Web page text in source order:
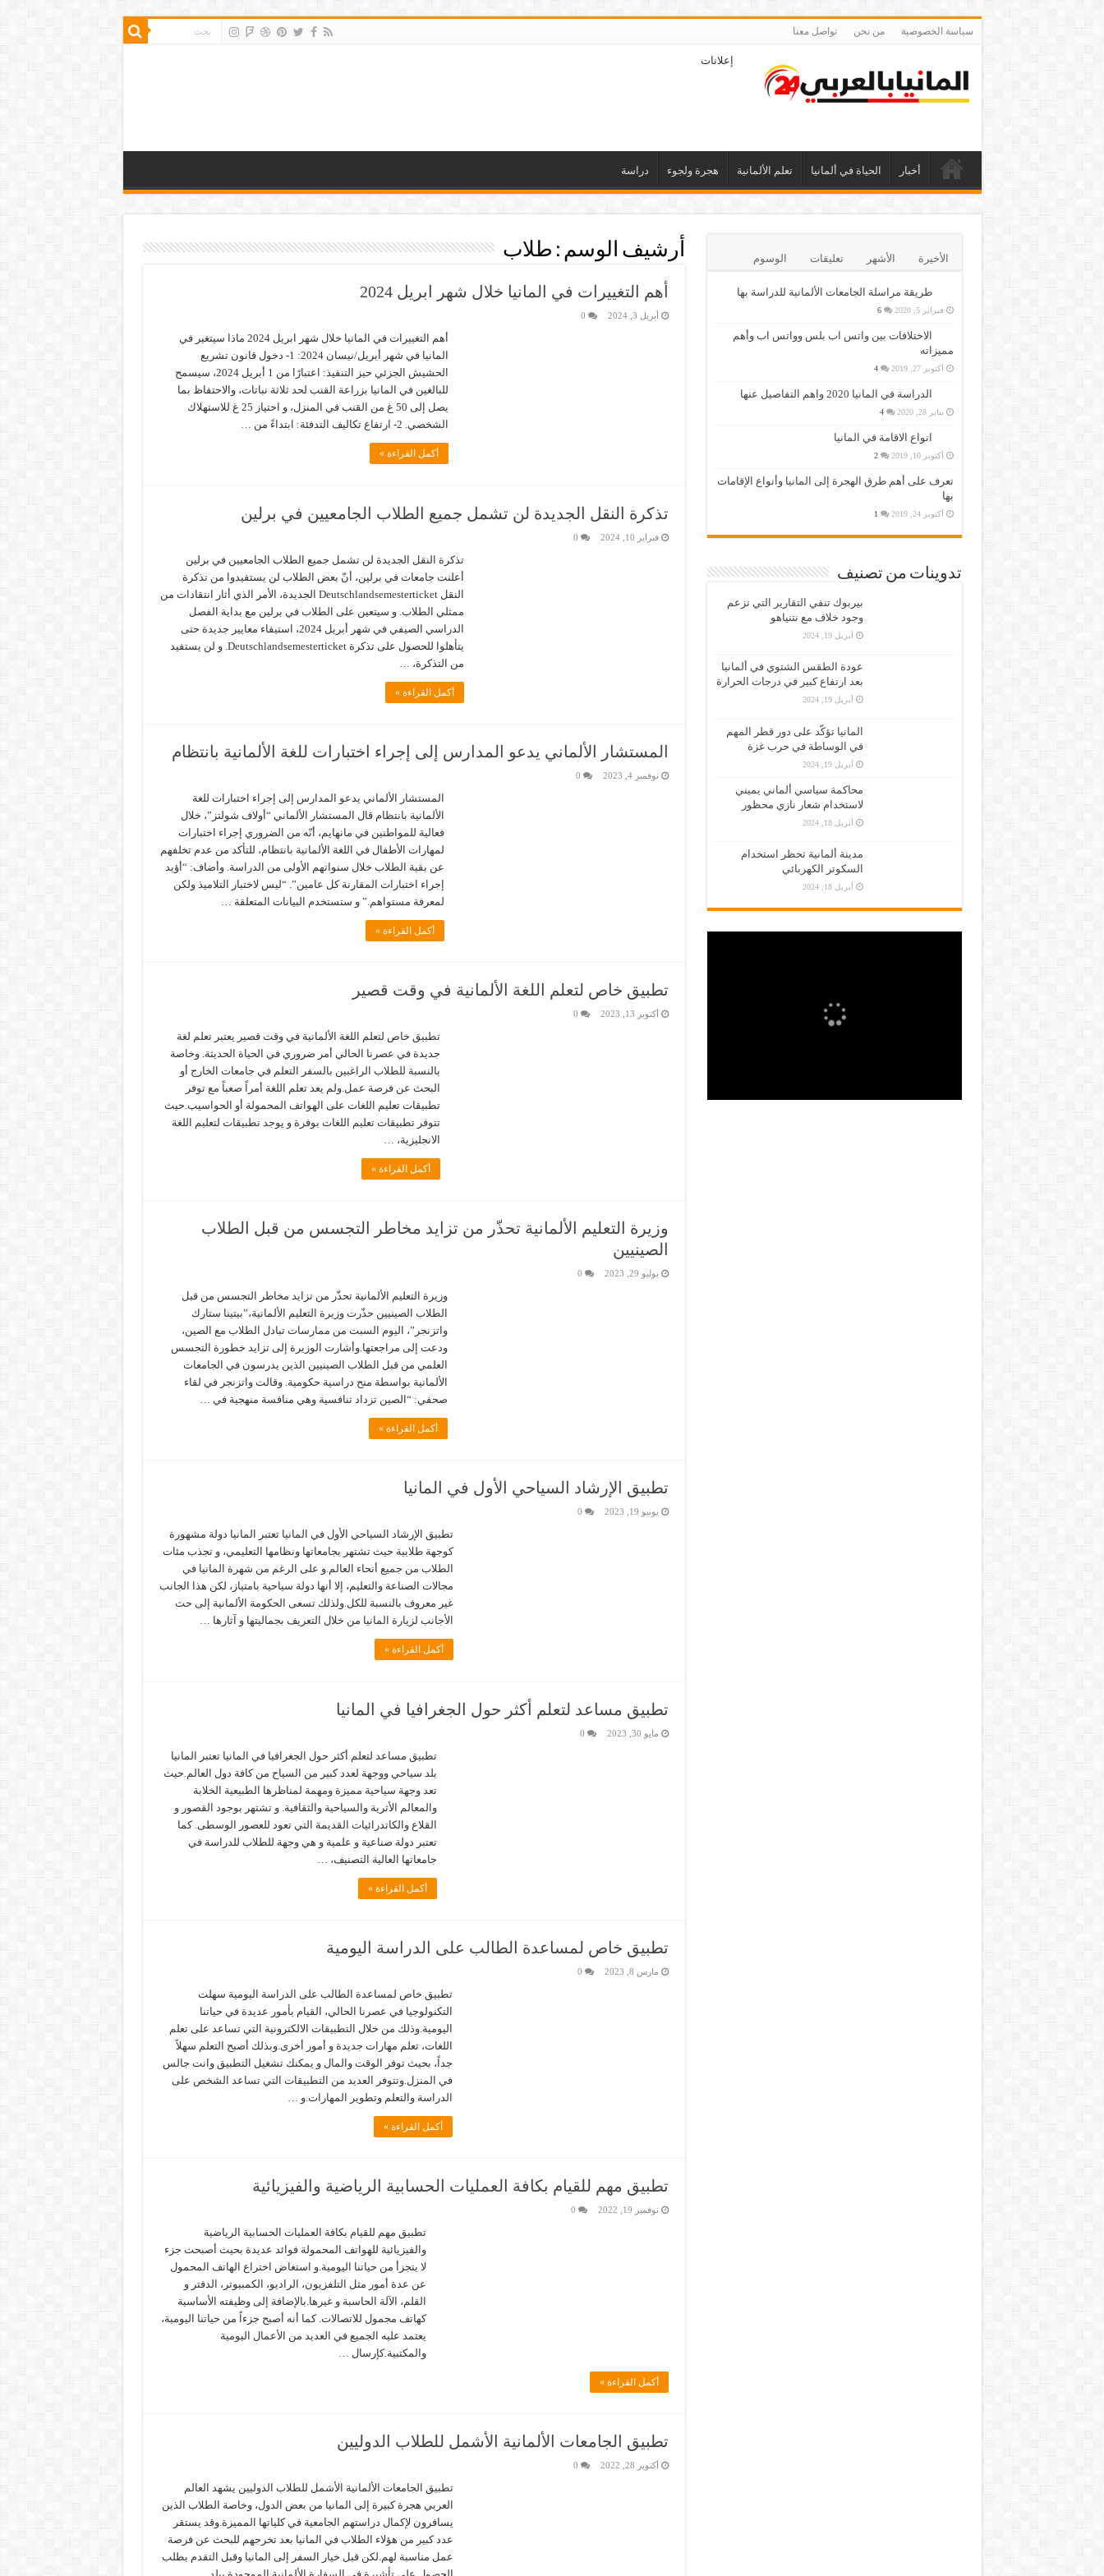
سياسة الخصوصية من نحن تواصل معنا
إعلانات
أخبار الحياة في ألمانيا تعلم الألمانية هجرة ولجوء دراسة
أرشيف الوسم : طلاب
أهم التغييرات في المانيا خلال شهر ابريل 2024
أبريل 3, 2024 0
أهم التغييرات في المانيا خلال شهر ابريل 2024 ماذا سيتغير في
المانيا في شهر أبريل/نيسان 2024: 1- دخول قانون تشريع
الحشيش الجزئي حيز التنفيذ: اعتبارًا من 1 أبريل 2024، سيسمح
للبالغين في المانيا بزراعة القنب لحد ثلاثة نباتات، والاحتفاظ بما
يصل إلى 50 غ من القنب في المنزل، و احتياز 25 غ للاستهلاك
الشخصي. 2- ارتفاع تكاليف التدفئة: ابتداءً من …
أكمل القراءة »
تذكرة النقل الجديدة لن تشمل جميع الطلاب الجامعيين في برلين
فبراير 10, 2024 0
تذكرة النقل الجديدة لن تشمل جميع الطلاب الجامعيين في برلين
أعلنت جامعات في برلين، أنّ بعض الطلاب لن يستفيدوا من تذكرة
النقل Deutschlandsemesterticket الجديدة، الأمر الذي أثار انتقادات من
ممثلي الطلاب. و سيتعين على الطلاب في برلين مع بداية الفصل
الدراسي الصيفي في شهر أبريل 2024، استيفاء معايير جديدة حتى
يتأهلوا للحصول على تذكرة Deutschlandsemesterticket. و لن يستفيد
من التذكرة، …
أكمل القراءة »
المستشار الألماني يدعو المدارس إلى إجراء اختبارات للغة الألمانية بانتظام
نوفمبر 4, 2023 0
المستشار الألماني يدعو المدارس إلى إجراء اختبارات للغة
الألمانية بانتظام قال المستشار الألماني “أولاف شولتز”، خلال
فعالية للمواطنين في مانهايم، أنّه من الضروري إجراء اختبارات
لمهارات الأطفال في اللغة الألمانية بانتظام، للتأكد من عدم تخلفهم
عن بقية الطلاب خلال سنواتهم الأولى من الدراسة. وأضاف: “أؤيد
إجراء اختبارات المقارنة كل عامين”. “ليس لاختبار التلاميذ ولكن
لمعرفة مستواهم.” و ستستخدم البيانات المتعلقة …
أكمل القراءة »
تطبيق خاص لتعلم اللغة الألمانية في وقت قصير
أكتوبر 13, 2023 0
تطبيق خاص لتعلم اللغة الألمانية في وقت قصير يعتبر تعلم لغة
جديدة في عصرنا الحالي أمر ضروري في الحياة الحديثة. وخاصة
بالنسبة للطلاب الراغبين بالسفر التعلم في جامعات الخارج أو
البحث عن فرصة عمل.ولم يعد تعلم اللغة أمراً صعباً مع توفر
تطبيقات تعليم اللغات على الهواتف المحمولة أو الحواسيب.حيث
تتوفر تطبيقات تعليم اللغات بوفرة و يوجد تطبيقات لتعليم اللغة
الانجليزية، …
أكمل القراءة »
وزيرة التعليم الألمانية تحذّر من تزايد مخاطر التجسس من قبل الطلاب
الصينيين
يوليو 29, 2023 0
وزيرة التعليم الألمانية تحذّر من تزايد مخاطر التجسس من قبل
الطلاب الصينيين حذّرت وزيرة التعليم الألمانية،”بيتينا ستارك
واتزنجر”، اليوم السبت من ممارسات تبادل الطلاب مع الصين،
ودعت إلى مراجعتها.وأشارت الوزيرة إلى تزايد خطورة التجسس
العلمي من قبل الطلاب الصينيين الذين يدرسون في الجامعات
الألمانية بواسطة منح دراسية حكومية. وقالت واتزنجر في لقاء
صحفي: “الصين تزداد تنافسية وهي منافسة منهجية في …
أكمل القراءة »
تطبيق الإرشاد السياحي الأول في المانيا
يونيو 19, 2023 0
تطبيق الإرشاد السياحي الأول في المانيا تعتبر المانيا دولة مشهورة
كوجهة طلابية حيث تشتهر بجامعاتها ونظامها التعليمي، و تجذب مئات
الطلاب من جميع أنحاء العالم.و على الرغم من شهرة المانيا في
مجالات الصناعة والتعليم، إلا أنها دولة سياحية بامتياز، لكن هذا الجانب
غير معروف بالنسبة للكل.ولذلك تسعى الحكومة الألمانية إلى حث
الأجانب لزيارة المانيا من خلال التعريف بجماليتها و آثارها …
أكمل القراءة »
تطبيق مساعد لتعلم أكثر حول الجغرافيا في المانيا
مايو 30, 2023 0
تطبيق مساعد لتعلم أكثر حول الجغرافيا في المانيا تعتبر المانيا
بلد سياحي ووجهة لعدد كبير من السياح من كافة دول العالم.حيث
تعد وجهة سياحية مميزة ومهمة لمناظرها الطبيعية الخلابة
والمعالم الأثرية والسياحية والثقافية. و تشتهر بوجود القصور و
القلاع والكاتدرائيات القديمة التي تعود للعصور الوسطى. كما
تعتبر دولة صناعية و علمية و هي وجهة للطلاب للدراسة في
جامعاتها العالية التصنيف، …
أكمل القراءة »
تطبيق خاص لمساعدة الطالب على الدراسة اليومية
مارس 8, 2023 0
تطبيق خاص لمساعدة الطالب على الدراسة اليومية سهلت
التكنولوجيا في عصرنا الحالي، القيام بأمور عديدة في حياتنا
اليومية.وذلك من خلال التطبيقات الالكترونية التي تساعد على تعلم
اللغات، تعلم مهارات جديدة و أمور أخرى.وبذلك أصبح التعلم سهلاً
جداً، بحيث توفر الوقت والمال و يمكنك تشغيل التطبيق وانت جالس
في المنزل.وتتوفر العديد من التطبيقات التي تساعد الشخص على
الدراسة والتعلم وتطوير المهارات.و …
أكمل القراءة »
تطبيق مهم للقيام بكافة العمليات الحسابية الرياضية والفيزيائية
نوفمبر 19, 2022 0
تطبيق مهم للقيام بكافة العمليات الحسابية الرياضية
والفيزيائية للهواتف المحمولة فوائد عديدة بحيث أصبحت جزء
لا يتجزأ من حياتنا اليومية.و استغاض اختراع الهاتف المحمول
عن عدة أمور مثل التلفزيون، الراديو، الكمبيوتر، الدفتر و
القلم، الآلة الحاسبة و غيرها.بالإضافة إلى وظيفته الأساسية
كهاتف مجمول للاتصالات. كما أنه أصبح جزءاً من حياتنا اليومية،
يعتمد عليه الجميع في العديد من الأعمال اليومية
والمكتبية.كإرسال …
أكمل القراءة »
تطبيق الجامعات الألمانية الأشمل للطلاب الدوليين
أكتوبر 28, 2022 0
تطبيق الجامعات الألمانية الأشمل للطلاب الدوليين يشهد العالم
العربي هجرة كبيرة إلى المانيا من بعض الدول، وخاصة الطلاب الذين
يسافرون لإكمال دراستهم الجامعية في كلياتها المميزة.وقد يستقر
عدد كبير من هؤلاء الطلاب في المانيا بعد تخرجهم للبحث عن فرصة
عمل مناسبة لهم.لكن قبل خيار السفر إلى المانيا وقبل التقدم بطلب
الأخيرة الأشهر تعليقات الوسوم
طريقة مراسلة الجامعات الألمانية للدراسة بها
فبراير 5, 2020 6
الاختلافات بين واتس اب بلس وواتس اب وأهم
مميزاته
أكتوبر 27, 2019 4
الدراسة في المانيا 2020 واهم التفاصيل عنها
يناير 28, 2020 4
انواع الاقامة في المانيا
أكتوبر 10, 2019 2
تعرف على أهم طرق الهجرة إلى المانيا وأنواع الإقامات
بها
أكتوبر 24, 2019 1
تدوينات من تصنيف
بيربوك تنفي التقارير التي تزعم
وجود خلاف مع نتنياهو
أبريل 19, 2024
عودة الطقس الشتوي في ألمانيا
بعد ارتفاع كبير في درجات الحرارة
أبريل 19, 2024
المانيا تؤكّد على دور قطر المهم
في الوساطة في حرب غزة
أبريل 19, 2024
محاكمة سياسي ألماني يميني
لاستخدام شعار نازي محظور
أبريل 18, 2024
مدينة ألمانية تحظر استخدام
السكوتر الكهربائي
أبريل 18, 2024